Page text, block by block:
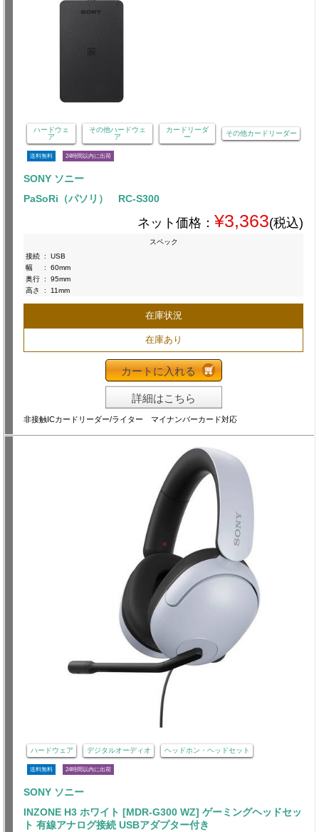
ハードウェ
ア
その他ハードウェ
ア
カードリーダ
ー
その他カードリーダー
送料無料 24時間以内に出荷
SONY ソニー
PaSoRi（パソリ） RC-S300
ネット価格： ¥3,363(税込)
スペック
接続 :
USB
幅
:
60mm
奥行 :
95mm
高さ
: 11mm
在庫状況
在庫あり
カートに入れる
詳細はこちら
非接触ICカードリーダー/ライター マイナンバーカード対応
ハードウェア デジタルオーディオ ヘッドホン・ヘッドセット
送料無料 24時間以内に出荷
SONY ソニー
INZONE H3 ホワイト [MDR-G300 WZ] ゲーミングヘッドセッ
ト 有線アナログ接続 USBアダプター付き